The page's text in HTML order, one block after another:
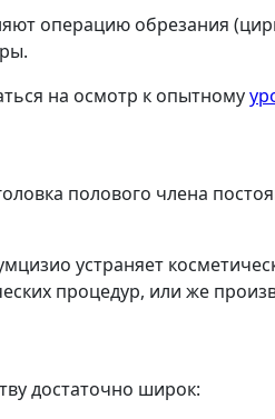
операцию обрезания
на осмотр к опытному
полового члена
устраняет
процедур, или же
достаточно широк: